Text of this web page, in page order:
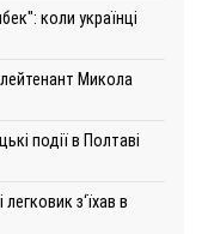
коли українці
Микола
події в Полтаві
з‘їхав в